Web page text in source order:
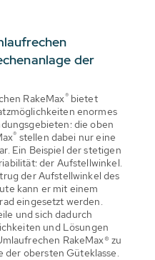
der
RakeMax®bietet
enormes
die oben
® stellen dabei nur eine
Ein Beispiel der stetigen
der Aufstellwinkel.
der Aufstellwinkel des
kann er mit einem
eingesetzt werden.
und sich dadurch
und Lösungen
RakeMax® zu
der obersten Güteklasse.